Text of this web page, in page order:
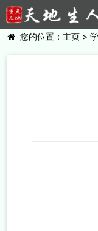
您的位置： 主页 >